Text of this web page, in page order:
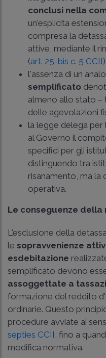
conclusi nella
un'esplicita
compresa la
attive, mediante il
(art. 25-bis c. 5 CCII);
l'assenza di un
semplificato
almeno allo stato –
delle agevolazioni
la legge delega per
al Governo il
specifici per gli
distinguendo tra
risanamento, ma la
operativa.
Le conseguenze della
L'esclusione della
le sopravvenienze
esdebitazione
semplificato devono
assoggettate a
formazione del reddito
ordinarie. Questo
procedure avviate ai
septies CCII , fino a
modifica normativa.